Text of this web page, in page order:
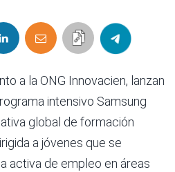
a la ONG Innovacien, lanzan
intensivo Samsung
global de formación
a jóvenes que se
activa de empleo en áreas